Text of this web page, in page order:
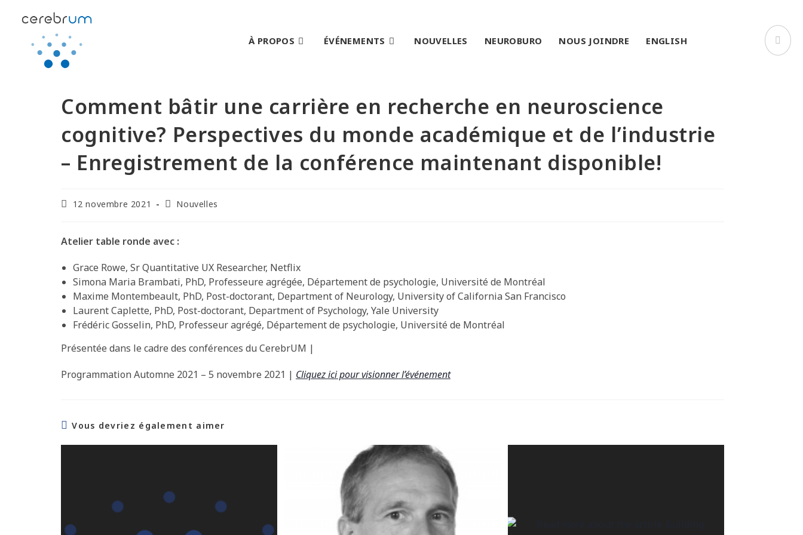
À PROPOS ÉVÉNEMENTS NOUVELLES NEUROBURO NOUS JOINDRE ENGLISH
Comment bâtir une carrière en recherche en neuroscience
cognitive? Perspectives du monde académique et de l’industrie
– Enregistrement de la conférence maintenant disponible!
12 novembre 2021 Nouvelles
Atelier table ronde avec :
Grace Rowe, Sr Quantitative UX Researcher, Netflix
Simona Maria Brambati, PhD, Professeure agrégée, Département de psychologie, Université de Montréal
Maxime Montembeault, PhD, Post-doctorant, Department of Neurology, University of California San Francisco
Laurent Caplette, PhD, Post-doctorant, Department of Psychology, Yale University
Frédéric Gosselin, PhD, Professeur agrégé, Département de psychologie, Université de Montréal
Présentée dans le cadre des conférences du CerebrUM |
Programmation Automne 2021 – 5 novembre 2021 | Cliquez ici pour visionner l’événement
Vous devriez également aimer